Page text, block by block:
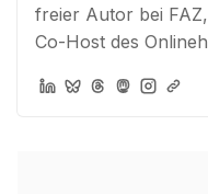
freier Autor bei
Co-Host des